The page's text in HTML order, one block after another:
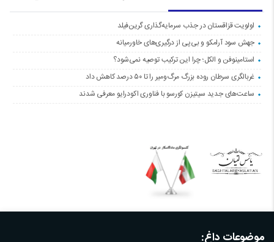
اولویت قزاقستان در جذب سرمایه‌گذاری گرین‌فیلد
جهش سود آرامکو و بی‌پی از درگیری‌های خاورمیانه
استامینوفن و الکل؛ چرا این ترکیب توصیه نمی‌شود؟
غربالگری سرطان روده بزرگ مرگ‌ومیر را تا ۵۰ درصد کاهش داد
ساعت‌های جدید سیتیزن کورسو با فناوری اکودرایو معرفی شدند
موضوعات داغ: